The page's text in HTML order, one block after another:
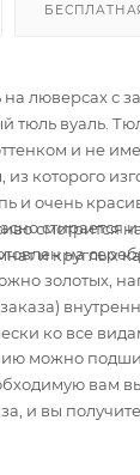
люверсах с
тюль вуаль.
и не
которого
и очень
смотрится
и круглых
стирается
на
золотых,
ко все
можно
вам
и вы
компании